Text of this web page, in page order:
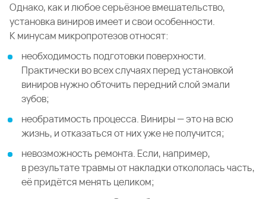
Однако, как и любое серьёзное вмешательство,
установка виниров имеет и свои особенности.
К минусам микропротезов относят:
необходимость подготовки поверхности.
Практически во всех случаях перед установкой
виниров нужно обточить передний слой эмали
зубов;
необратимость процесса. Виниры — это на всю
жизнь, и отказаться от них уже не получится;
невозможность ремонта. Если, например,
в результате травмы от накладки откололась часть,
её придётся менять целиком;